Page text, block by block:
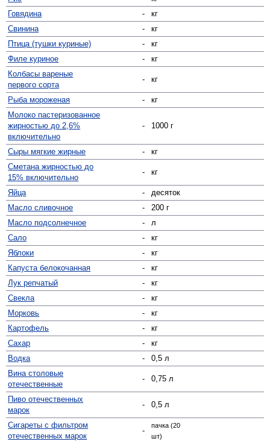
Говядина
-
кг
Свинина
-
кг
Птица (тушки куриные)
-
кг
Филе куриное
-
кг
Колбасы вареные
первого сорта
- кг
Рыба мороженая -
кг
Молоко пастеризованное
жирностью до 2,6%
включительно
- 1000 г
Сыры мягкие жирные -
кг
Сметана жирностью до
15% включительно
- кг
Яйца -
десяток
Масло сливочное
-
200 г
Масло подсолнечное
-
л
Сало
-
кг
Яблоки
-
кг
Капуста белокочанная
-
кг
Лук репчатый
-
кг
Свекла
-
кг
Морковь
-
кг
Картофель
-
кг
Сахар
-
кг
Водка
-
0,5 л
Вина столовые
отечественные
- 0,75 л
Пиво отечественных
марок
- 0,5 л
Сигареты с фильтром
отечественных марок
-
пачка (20
шт)